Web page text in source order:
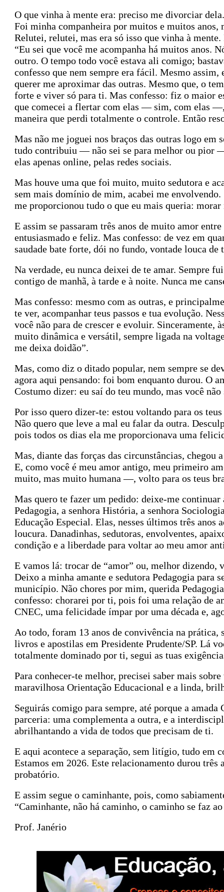
O que vinha à mente era: preciso me divorciar dela.
Foi minha companheira por muitos e muitos
Relutei, relutei, mas era só isso que vinha à
“Eu sei que você me acompanha há muitos anos.
outro. O tempo todo você estava ali comigo;
confesso que nem sempre era fácil. Mesmo
querer me aproximar das outras. Mesmo que, o
forte e viver só para ti. Mas confesso: fiz o maior
que comecei a flertar com elas — sim, com elas
maneira que perdi totalmente o controle. Então
Mas não me joguei nos braços das outras logo
tudo contribuiu — não sei se para melhor ou pior
elas apenas online, pelas redes sociais.
Mas houve uma que foi muito, muito sedutora e
sem mais domínio de mim, acabei me
me proporcionou tudo o que eu mais queria: morar
E assim se passaram três anos de muito amor
entusiasmado e feliz. Mas confesso: de vez em
saudade bate forte, dói no fundo, vontade louca de
Na verdade, eu nunca deixei de te amar. Sempre
contigo de manhã, à tarde e à noite. Nunca me
Mas confesso: mesmo com as outras, e
te ver, acompanhar teus passos e tua evolução.
você não para de crescer e evoluir. Sinceramente,
muito dinâmica e versátil, sempre ligada na
me deixa doidão”.
Mas, como diz o ditado popular, nem sempre se
agora aqui pensando: foi bom enquanto durou. O
Costumo dizer: eu saí do teu mundo, mas você
Por isso quero dizer-te: estou voltando para os teus
Não quero que leve a mal eu falar da outra.
pois todos os dias ela me proporcionava uma
Mas, diante das forças das circunstâncias, chegou
E, como você é meu amor antigo, meu primeiro
muito, mas muito humana —, volto para os teus
Mas quero te fazer um pedido: deixe-me
Pedagogia, a senhora História, a senhora
Educação Especial. Elas, nesses últimos três
loucura. Danadinhas, sedutoras, envolventes,
condição e a liberdade para voltar ao meu amor
E vamos lá: trocar de “amor” ou, melhor dizendo,
Deixo a minha amante e sedutora Pedagogia para
município. Não chores por mim, querida
confesso: chorarei por ti, pois foi uma relação de
CNEC, uma felicidade ímpar por uma década e,
Ao todo, foram 13 anos de convivência na
livros e apostilas em Presidente Prudente/SP. Lá
totalmente dominado por ti, segui as tuas
Para conhecer-te melhor, precisei saber mais
maravilhosa Orientação Educacional e a linda,
Seguirás comigo para sempre, até porque a
parceria: uma complementa a outra, e a
abrilhantando a vida de todos que precisam de ti.
E aqui acontece a separação, sem litígio, tudo em
Estamos em 2026. Este relacionamento durou
probatório.
E assim segue o caminhante, pois, como
“Caminhante, não há caminho, o caminho se faz
Prof. Janério